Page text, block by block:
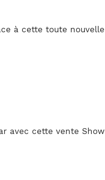
à cette toute
avec cette vente